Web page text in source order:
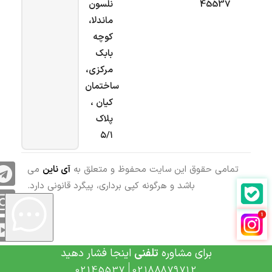
45537
نلسون
ماندلا،
کوچه
بابک
مرکزی،
ساختمان
کیان ،
پلاک
۵/۱
تمامی حقوق این سایت محفوظ و متعلق به آی ناین می
باشد و هرگونه کپی برداری، پیگرد قانونی دارد.
برای مشاوره تلفنی اینجا فشار دهید